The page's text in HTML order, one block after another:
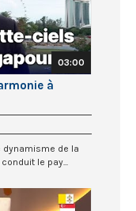
03:00
à
dynamisme de la
le pay...